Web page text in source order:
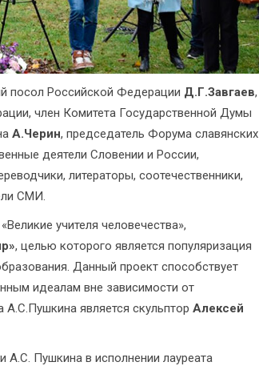
посол Российской Федерации Д.Г.Завгаев,
член Комитета Государственной Думы
А.Черин, председатель Форума славянских
деятели Словении и России,
литераторы, соотечественники,
СМИ.
учителя человечества»,
, целью которого является популяризация
Данный проект способствует
идеалам вне зависимости от
является скульптор Алексей
А.С. Пушкина в исполнении лауреата